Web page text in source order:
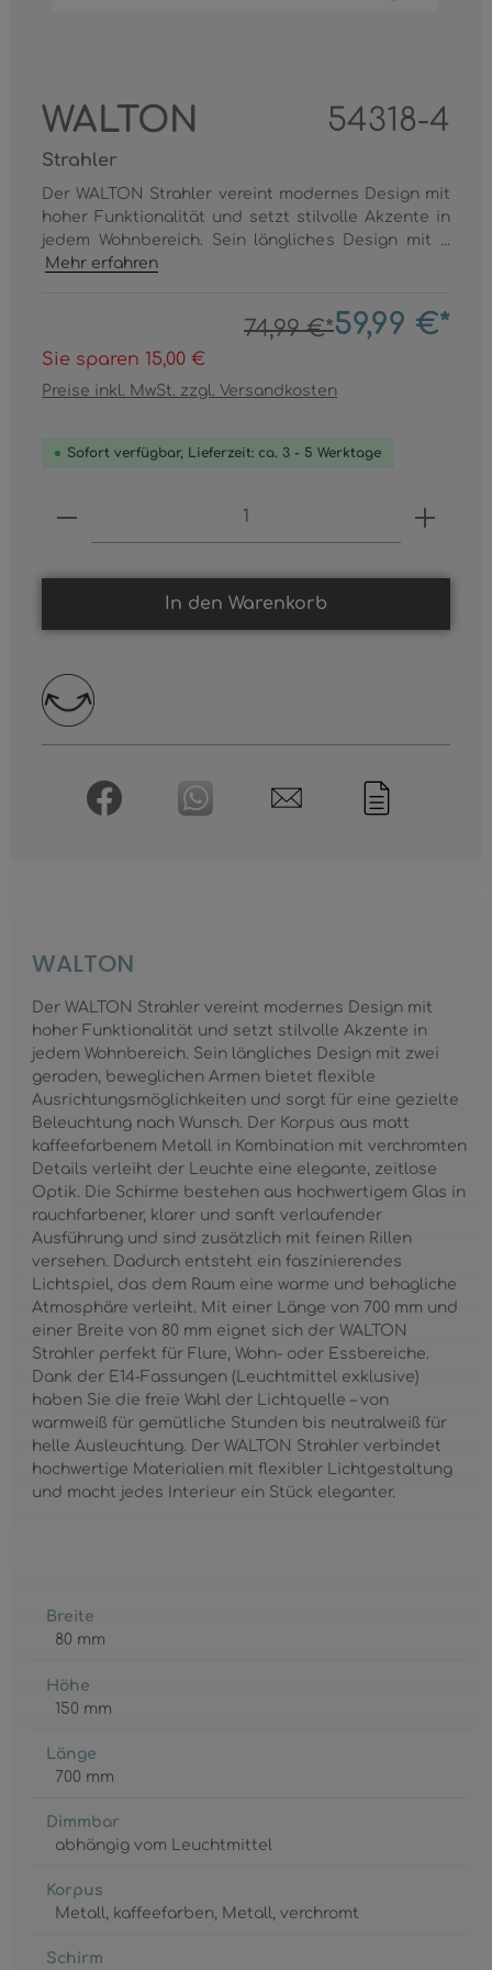
WALTON 54318-4
Strahler
Der WALTON Strahler vereint modernes Design mit
hoher Funktionalität und setzt stilvolle Akzente in
jedem Wohnbereich. Sein längliches Design mit ...
Mehr erfahren
74,99 €*59,99 €*
Sie sparen 15,00 €
Preise inkl. MwSt. zzgl. Versandkosten
Sofort verfügbar, Lieferzeit: ca. 3 - 5 Werktage
Produkt Anzahl: Gib den
In den Warenkorb
WALTON
Der WALTON Strahler vereint modernes Design mit
hoher Funktionalität und setzt stilvolle Akzente in
jedem Wohnbereich. Sein längliches Design mit zwei
geraden, beweglichen Armen bietet flexible
Ausrichtungsmöglichkeiten und sorgt für eine gezielte
Beleuchtung nach Wunsch. Der Korpus aus matt
kaffeefarbenem Metall in Kombination mit verchromten
Details verleiht der Leuchte eine elegante, zeitlose
Optik. Die Schirme bestehen aus hochwertigem Glas in
rauchfarbener, klarer und sanft verlaufender
Ausführung und sind zusätzlich mit feinen Rillen
versehen. Dadurch entsteht ein faszinierendes
Lichtspiel, das dem Raum eine warme und behagliche
Atmosphäre verleiht. Mit einer Länge von 700 mm und
einer Breite von 80 mm eignet sich der WALTON
Strahler perfekt für Flure, Wohn- oder Essbereiche.
Dank der E14-Fassungen (Leuchtmittel exklusive)
haben Sie die freie Wahl der Lichtquelle – von
warmweiß für gemütliche Stunden bis neutralweiß für
helle Ausleuchtung. Der WALTON Strahler verbindet
hochwertige Materialien mit flexibler Lichtgestaltung
und macht jedes Interieur ein Stück eleganter.
Breite
80 mm
Höhe
150 mm
Länge
700 mm
Dimmbar
abhängig vom Leuchtmittel
Korpus
Metall, kaffeefarben, Metall, verchromt
Schirm